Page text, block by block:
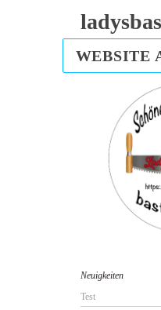
WEBSITE
Neuigkeiten
Test